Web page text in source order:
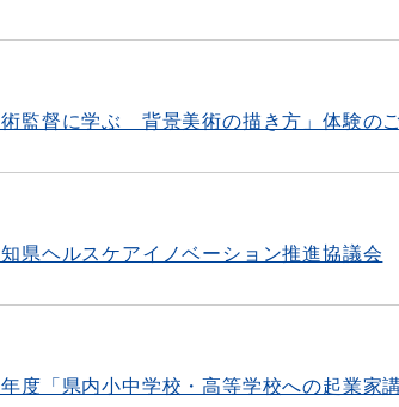
術監督に学ぶ 背景美術の描き方」体験の
県ヘルスケアイノベーション推進協議会
年度「県内小中学校・高等学校への起業家